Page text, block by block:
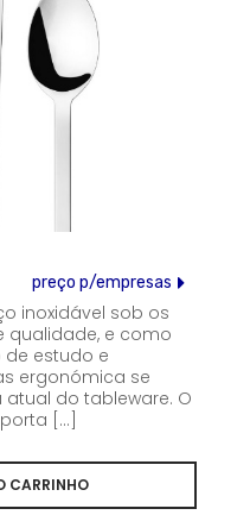
preço p/empresas
inoxidável sob os
qualidade, e como
estudo e
ergonómica se
do tableware. O
[...]